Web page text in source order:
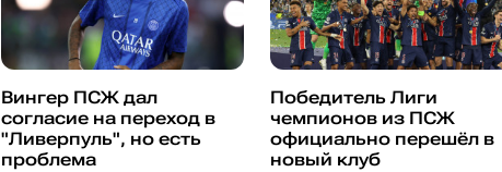
Вингер ПСЖ дал
согласие на переход в
"Ливерпуль", но есть
проблема
Победитель Лиги
чемпионов из ПСЖ
официально перешёл в
новый клуб